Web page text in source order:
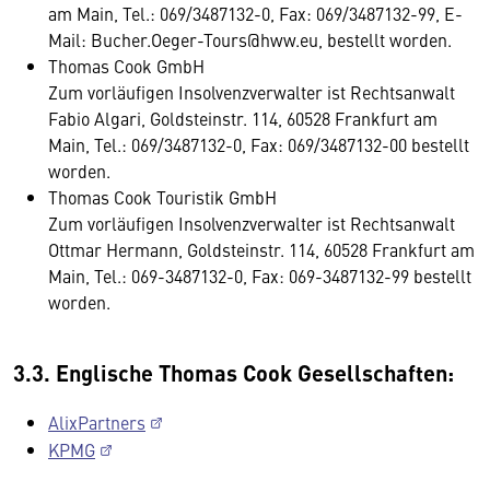
am Main, Tel.: 069/3487132-0, Fax: 069/3487132-99, E-
Mail: Bucher.Oeger-Tours@hww.eu, bestellt worden.
Thomas Cook GmbH
Zum vorläufigen Insolvenzverwalter ist Rechtsanwalt
Fabio Algari, Goldsteinstr. 114, 60528 Frankfurt am
Main, Tel.: 069/3487132-0, Fax: 069/3487132-00 bestellt
worden.
Thomas Cook Touristik GmbH
Zum vorläufigen Insolvenzverwalter ist Rechtsanwalt
Ottmar Hermann, Goldsteinstr. 114, 60528 Frankfurt am
Main, Tel.: 069-3487132-0, Fax: 069-3487132-99 bestellt
worden.
3.3. Englische Thomas Cook Gesellschaften:
AlixPartners
KPMG